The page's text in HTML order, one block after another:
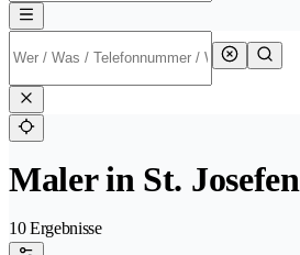
Maler in St. Josefen
10 Ergebnisse